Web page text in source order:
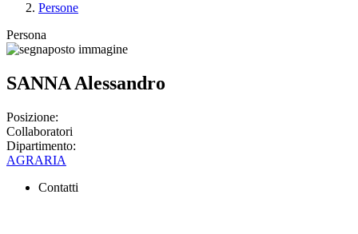
Persone
Persona
SANNA Alessandro
Posizione:
Collaboratori
Dipartimento:
AGRARIA
Contatti